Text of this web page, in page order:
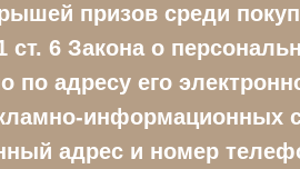
призов среди
ст. 6 Закона о
по адресу его
адрес и номер